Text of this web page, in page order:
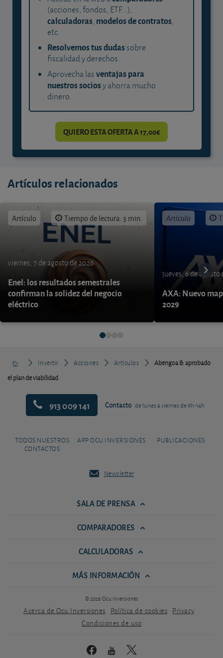
(acciones, fondos, ETF...),
calculadoras, modelos de contratos,
etc.
Resolvemos tus dudassobre
fiscalidad y derechos.
Aprovecha lasventajas para
nuestros sociosy ahorra mucho
dinero.
QUIERO ESTA OFERTA A 17,00€
Artículos relacionados
Artículo Tiempo de lectura: 3 min.
viernes, 7 de agosto de 2026
Enel: los resultados semestrales
confirman la solidez del negocio
eléctrico
Artículo
jueves, 6 de agosto
AXA: Nuevo
2029
Invertir Acciones Artículos
Abengoa B: aprobado
el plan de viabilidad
913 009 141 Contacto de lunes a viernes de 9h-14h
TODOS NUESTROS
CONTACTOS
APP OCU INVERSIONES PUBLICACIONES
Newsletter
SALA DE PRENSA
COMPARADORES
CALCULADORAS
MÁS INFORMACIÓN
© 2026 Ocu Inversiones
Acerca de Ocu Inversiones Política de cookies Privacy
Condiciones de uso